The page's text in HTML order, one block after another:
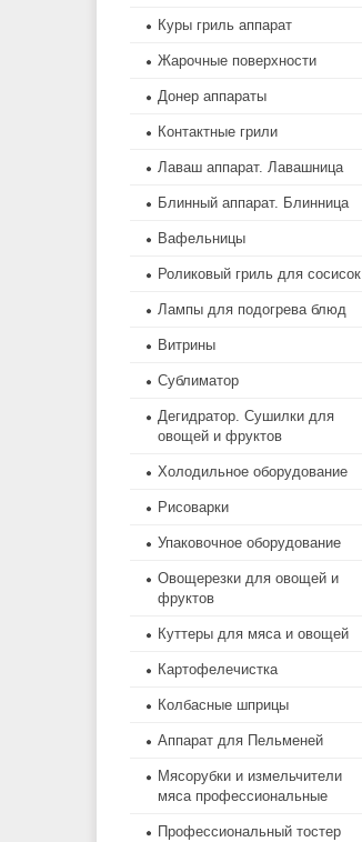
Куры гриль аппарат
Жарочные поверхности
Донер аппараты
Контактные грили
Лаваш аппарат. Лавашница
Блинный аппарат. Блинница
Вафельницы
Роликовый гриль для сосисок
Лампы для подогрева блюд
Витрины
Сублиматор
Дегидратор. Сушилки для
овощей и фруктов
Холодильное оборудование
Рисоварки
Упаковочное оборудование
Овощерезки для овощей и
фруктов
Куттеры для мяса и овощей
Картофелечистка
Колбасные шприцы
Аппарат для Пельменей
Мясорубки и измельчители
мяса профессиональные
Профессиональный тостер